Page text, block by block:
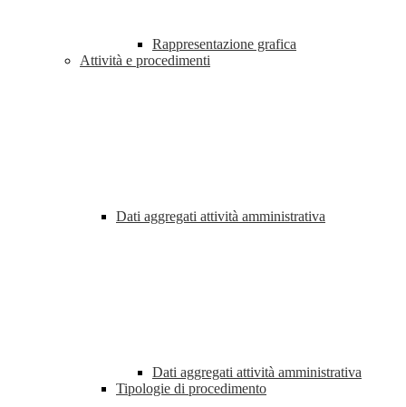
Rappresentazione grafica
Attività e procedimenti
Dati aggregati attività amministrativa
Dati aggregati attività amministrativa
Tipologie di procedimento